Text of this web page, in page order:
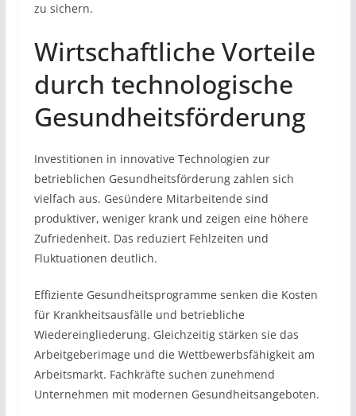
zu sichern.
Wirtschaftliche Vorteile
durch technologische
Gesundheitsförderung
Investitionen in innovative Technologien zur
betrieblichen Gesundheitsförderung zahlen sich
vielfach aus. Gesündere Mitarbeitende sind
produktiver, weniger krank und zeigen eine höhere
Zufriedenheit. Das reduziert Fehlzeiten und
Fluktuationen deutlich.
Effiziente Gesundheitsprogramme senken die Kosten
für Krankheitsausfälle und betriebliche
Wiedereingliederung. Gleichzeitig stärken sie das
Arbeitgeberimage und die Wettbewerbsfähigkeit am
Arbeitsmarkt. Fachkräfte suchen zunehmend
Unternehmen mit modernen Gesundheitsangeboten.